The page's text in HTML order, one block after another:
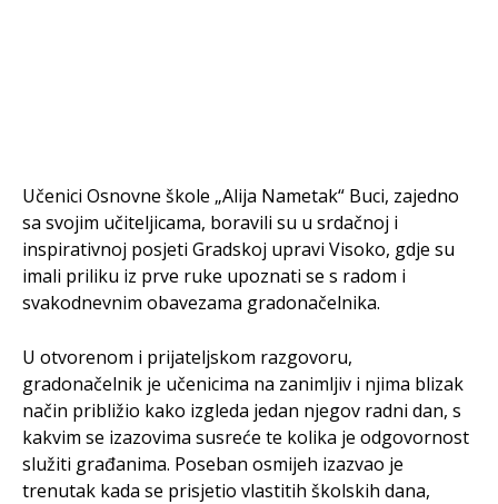
Učenici Osnovne škole „Alija Nametak“ Buci, zajedno
sa svojim učiteljicama, boravili su u srdačnoj i
inspirativnoj posjeti Gradskoj upravi Visoko, gdje su
imali priliku iz prve ruke upoznati se s radom i
svakodnevnim obavezama gradonačelnika.
U otvorenom i prijateljskom razgovoru,
gradonačelnik je učenicima na zanimljiv i njima blizak
način približio kako izgleda jedan njegov radni dan, s
kakvim se izazovima susreće te kolika je odgovornost
služiti građanima. Poseban osmijeh izazvao je
trenutak kada se prisjetio vlastitih školskih dana,